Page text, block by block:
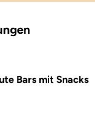
Bars mit Snacks